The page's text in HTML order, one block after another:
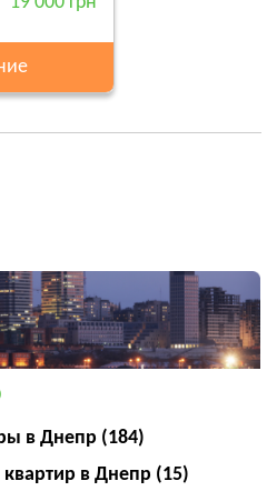
в Днепр (184)
в Днепр (15)